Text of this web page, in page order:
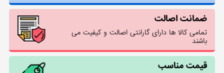
ضمانت اصالت
تمامی کالا ها دارای گارانتی اصالت و کیفیت می
باشند
قیمت مناسب